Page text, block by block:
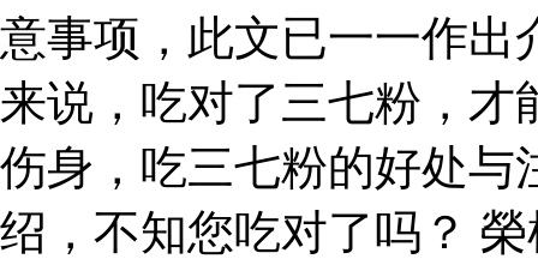
意事项，此文已一一作出
来说，吃对了三七粉，才
伤身，吃三七粉的好处与
绍，不知您吃对了吗？